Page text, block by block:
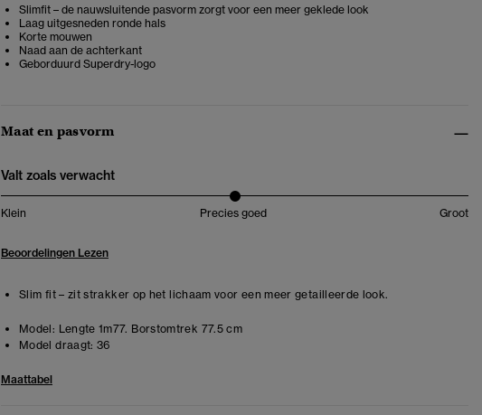
Slimfit – de nauwsluitende pasvorm zorgt voor een meer geklede look
Laag uitgesneden ronde hals
Korte mouwen
Naad aan de achterkant
Geborduurd Superdry-logo
Maat en pasvorm
Valt zoals verwacht
Klein Precies goed Groot
Beoordelingen Lezen
Slim fit – zit strakker op het lichaam voor een meer getailleerde look.
Model: Lengte 1m77. Borstomtrek 77.5 cm
Model draagt: 36
Maattabel